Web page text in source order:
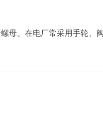
母。在电厂常采用手轮、